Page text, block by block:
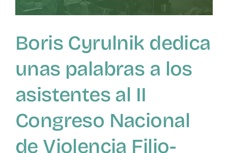
Congreso
Nacional
Violencia
Filio-
Parental
Boris Cyrulnik dedica
unas palabras a los
asistentes al II
Congreso Nacional
de Violencia Filio-